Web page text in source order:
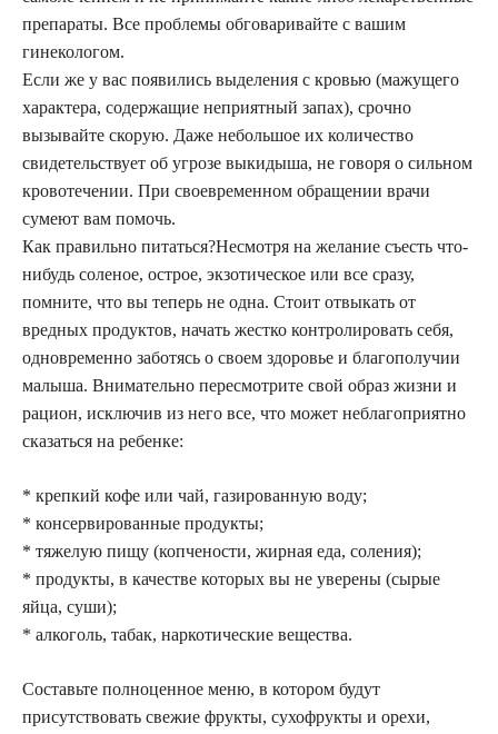
препараты. Все проблемы обговаривайте с вашим
гинекологом.
Если же у вас появились выделения с кровью (мажущего
характера, содержащие неприятный запах), срочно
вызывайте скорую. Даже небольшое их количество
свидетельствует об угрозе выкидыша, не говоря о сильном
кровотечении. При своевременном обращении врачи
сумеют вам помочь.
Как правильно питаться?Несмотря на желание съесть что-
нибудь соленое, острое, экзотическое или все сразу,
помните, что вы теперь не одна. Стоит отвыкать от
вредных продуктов, начать жестко контролировать себя,
одновременно заботясь о своем здоровье и благополучии
малыша. Внимательно пересмотрите свой образ жизни и
рацион, исключив из него все, что может неблагоприятно
сказаться на ребенке:
* крепкий кофе или чай, газированную воду;
* консервированные продукты;
* тяжелую пищу (копчености, жирная еда, соления);
* продукты, в качестве которых вы не уверены (сырые
яйца, суши);
* алкоголь, табак, наркотические вещества.
Составьте полноценное меню, в котором будут
присутствовать свежие фрукты, сухофрукты и орехи,